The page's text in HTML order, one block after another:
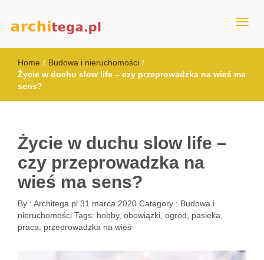
architega.pl
Home / Budowa i nieruchomości /
Życie w duchu slow life – czy przeprowadzka na wieś ma
sens?
Życie w duchu slow life –
czy przeprowadzka na
wieś ma sens?
By : Architega.pl 31 marca 2020 Category : Budowa i
nieruchomości Tags: hobby, obowiązki ogród pasieka
praca
przeprowadzka na wieś